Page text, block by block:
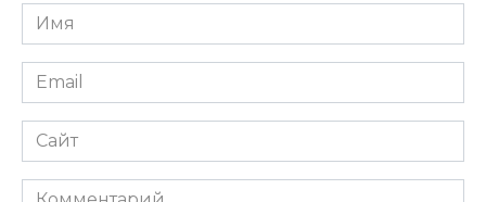
Имя
*
Email
*
Сайт
Комментарий